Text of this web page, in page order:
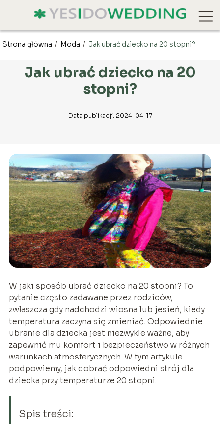
Strona główna / Moda / Jak ubrać dziecko na 20 stopni?
Jak ubrać dziecko na 20
stopni?
Data publikacji: 2024-04-17
W jaki sposób ubrać dziecko na 20 stopni? To
pytanie często zadawane przez rodziców,
zwłaszcza gdy nadchodzi wiosna lub jesień, kiedy
temperatura zaczyna się zmieniać. Odpowiednie
ubranie dla dziecka jest niezwykle ważne, aby
zapewnić mu komfort i bezpieczeństwo w różnych
warunkach atmosferycznych. W tym artykule
podpowiemy, jak dobrać odpowiedni strój dla
dziecka przy temperaturze 20 stopni.
Spis treści: